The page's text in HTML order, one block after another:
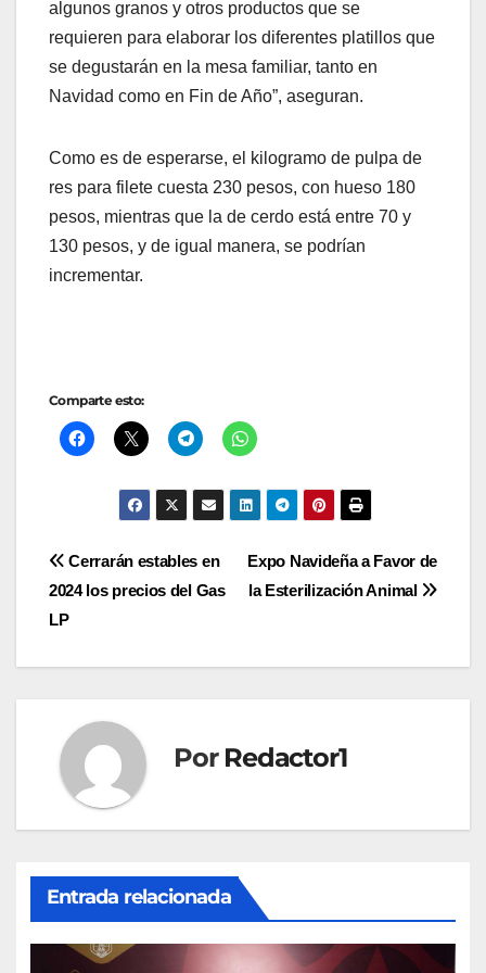
algunos granos y otros productos que se
requieren para elaborar los diferentes platillos que
se degustarán en la mesa familiar, tanto en
Navidad como en Fin de Año”, aseguran.
Como es de esperarse, el kilogramo de pulpa de
res para filete cuesta 230 pesos, con hueso 180
pesos, mientras que la de cerdo está entre 70 y
130 pesos, y de igual manera, se podrían
incrementar.
Comparte esto:
Navegación
de
entradas
Expo Navideña a Favor de
la Esterilización Animal
Cerrarán estables en
2024 los precios del Gas
LP
Por Redactor1
Entrada relacionada